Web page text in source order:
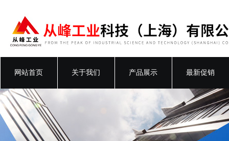
网站首页 关于我们 产品展示 最新促销